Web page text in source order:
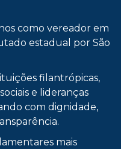
como vereador em
estadual por São
filantrópicas,
e lideranças
com dignidade,
mais